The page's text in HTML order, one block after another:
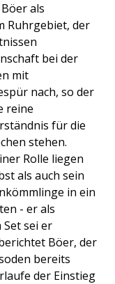
als
Ruhrgebiet, der
bei der
mit
nach, so der
reine
für die
stehen.
Rolle liegen
als auch sein
in ein
- er als
sei er
Böer, der
bereits
der Einstieg